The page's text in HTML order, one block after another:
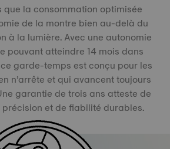
que la consommation optimisée
de la montre bien au-delà du
à la lumière. Avec une autonomie
pouvant atteindre 14 mois dans
garde-temps est conçu pour les
n’arrête et qui avancent toujours
garantie de trois ans atteste de
et de fiabilité durables.